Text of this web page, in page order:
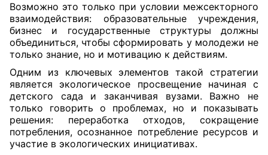
Возможно это только при условии межсекторного
взаимодействия: образовательные учреждения,
бизнес и государственные структуры должны
объединиться, чтобы сформировать у молодежи не
только знание, но и мотивацию к действиям.
Одним из ключевых элементов такой стратегии
является экологическое просвещение начиная с
детского сада и заканчивая вузами. Важно не
только говорить о проблемах, но и показывать
решения: переработка отходов, сокращение
потребления, осознанное потребление ресурсов и
участие в экологических инициативах.